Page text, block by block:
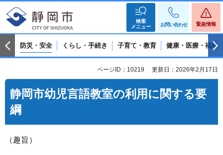
検索
メニュー
お問い合わせ 緊急情報
防災・安全 くらし・手続き 子育て・教育 健康・医療・福祉
ページID：10219 更新日：2026年2月17日
静岡市幼児言語教室の利用に関する要
綱
（趣旨）